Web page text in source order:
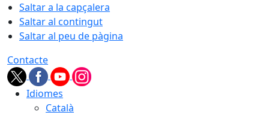
Saltar a la capçalera
Saltar al contingut
Saltar al peu de pàgina
Contacte
Idiomes
Català